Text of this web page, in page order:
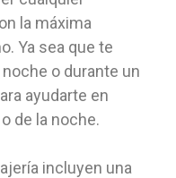
la máxima
Ya sea que te
o durante un
ayudarte en
de la noche.
incluyen una